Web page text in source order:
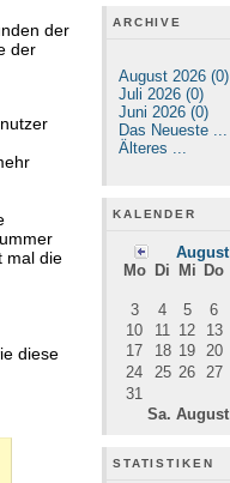
der
der
mal die
diese
ARCHIVE
August 2026 (0)
Juli 2026 (0)
Juni 2026 (0)
Das Neueste ...
Älteres ...
KALENDER
Mo
Di Mi Do
Sa.
3
4 5 6
10
11 12 13
17
18 19 20
24
25 26 27
31
STATISTIKEN